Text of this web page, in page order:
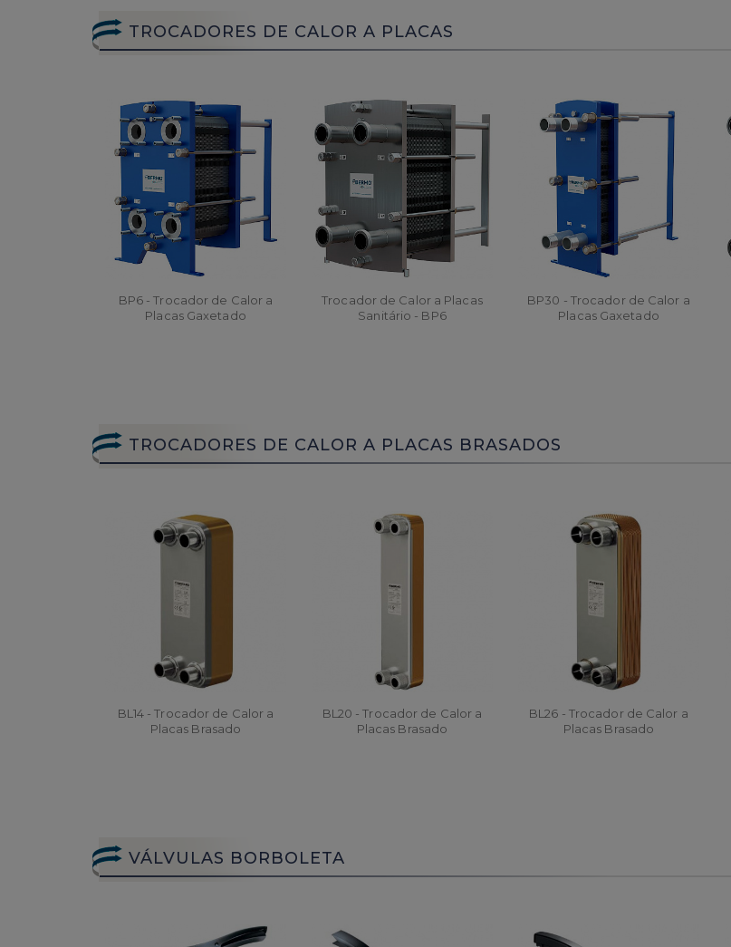
TROCADORES DE CALOR A PLACAS
BP6 - Trocador de Calor a
Placas Gaxetado
Trocador de Calor a Placas
Sanitário - BP6
BP30 - Trocador de Calor a
Placas Gaxetado
TROCADORES DE CALOR A PLACAS BRASADOS
BL14 - Trocador de Calor a
Placas Brasado
BL20 - Trocador de Calor a
Placas Brasado
BL26 - Trocador de Calor a
Placas Brasado
VÁLVULAS BORBOLETA